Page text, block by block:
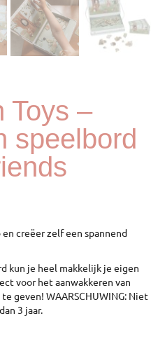
Toys –
speelbord
creëer zelf een spannend
kun je heel makkelijk je eigen
voor het aanwakkeren van
geven! WAARSCHUWING: Niet
3 jaar.